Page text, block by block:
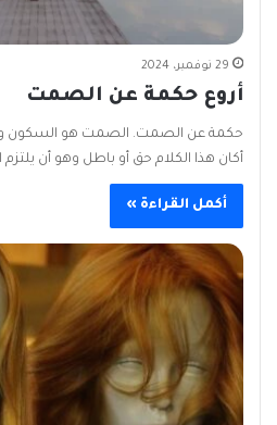
29 نوفمبر، 2024
أروع حكمة عن الصمت
حكمة عن الصمت. الصمت هو السكون
أكان هذا الكلام حق أو باطل وهو أن
أكمل القراءة »